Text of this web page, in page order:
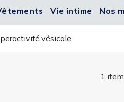
Vie intime Nos
vésicale
1